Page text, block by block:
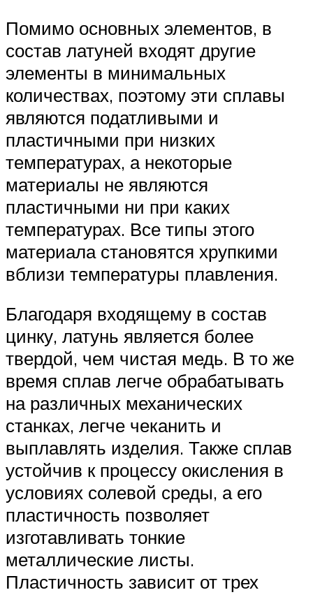
Помимо основных элементов, в
состав латуней входят другие
элементы в минимальных
количествах, поэтому эти сплавы
являются податливыми и
пластичными при низких
температурах, а некоторые
материалы не являются
пластичными ни при каких
температурах. Все типы этого
материала становятся хрупкими
вблизи температуры плавления.
Благодаря входящему в состав
цинку, латунь является более
твердой, чем чистая медь. В то же
время сплав легче обрабатывать
на различных механических
станках, легче чеканить и
выплавлять изделия. Также сплав
устойчив к процессу окисления в
условиях солевой среды, а его
пластичность позволяет
изготавливать тонкие
металлические листы.
Пластичность зависит от трех